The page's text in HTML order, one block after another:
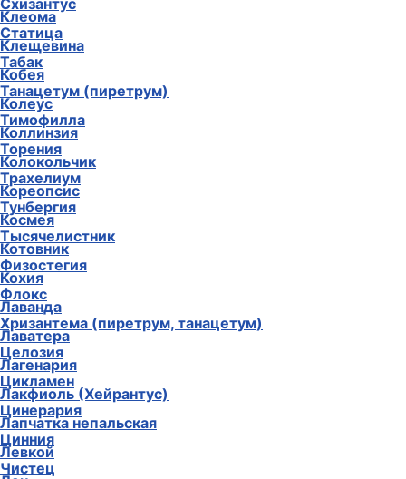
Схизантус
Статица
Табак
Танацетум (пиретрум)
Тимофилла
Торения
Трахелиум
Тунбергия
Тысячелистник
Физостегия
Флокс
Хризантема (пиретрум, танацетум)
Целозия
Цикламен
Цинерария
Цинния
Чистец
Клеома
Клещевина
Кобея
Колеус
Коллинзия
Колокольчик
Кореопсис
Космея
Котовник
Кохия
Лаванда
Лаватера
Лагенария
Лакфиоль (Хейрантус)
Лапчатка непальская
Левкой